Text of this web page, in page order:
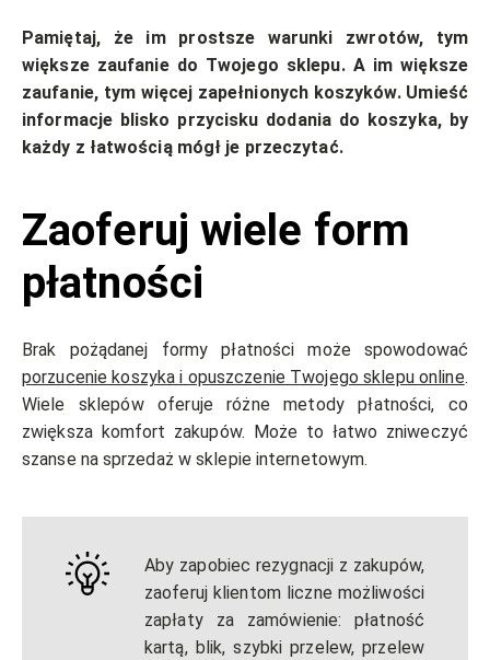
Pamiętaj, że im prostsze warunki zwrotów, tym
większe zaufanie do Twojego sklepu. A im większe
zaufanie, tym więcej zapełnionych koszyków. Umieść
informacje blisko przycisku dodania do koszyka, by
każdy z łatwością mógł je przeczytać.
Zaoferuj wiele form
płatności
Brak pożądanej formy płatności może spowodować
porzucenie koszyka i opuszczenie Twojego sklepu online.
Wiele sklepów oferuje różne metody płatności, co
zwiększa komfort zakupów. Może to łatwo zniweczyć
szanse na sprzedaż w sklepie internetowym.
Aby zapobiec rezygnacji z zakupów,
zaoferuj klientom liczne możliwości
zapłaty za zamówienie: płatność
kartą, blik, szybki przelew, przelew